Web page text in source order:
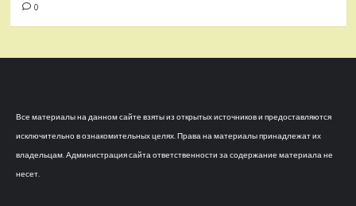
0
Все материалы на данном сайте взяты из открытых источников и предоставляются
исключительно в ознакомительных целях. Права на материалы принадлежат их
владельцам. Администрация сайта ответственности за содержание материала не
несет.